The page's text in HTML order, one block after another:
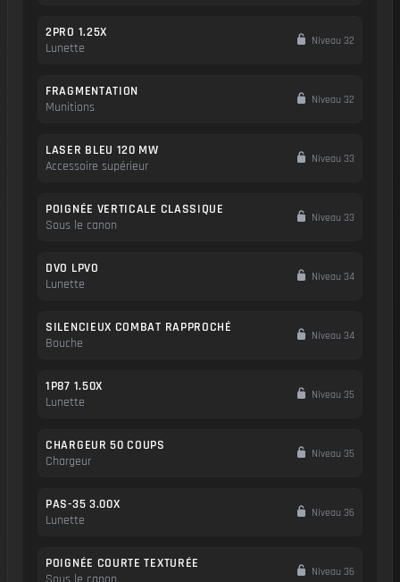
2PRO 1.25X
Lunette
Niveau 32
FRAGMENTATION
Munitions
Niveau 32
LASER BLEU 120 MW
Accessoire supérieur
Niveau 33
POIGNÉE VERTICALE CLASSIQUE
Sous le canon
Niveau 33
DVO LPVO
Lunette
Niveau 34
SILENCIEUX COMBAT RAPPROCHÉ
Bouche
Niveau 34
1P87 1.50X
Lunette
Niveau 35
CHARGEUR 50 COUPS
Chargeur
Niveau 35
PAS-35 3.00X
Lunette
Niveau 36
POIGNÉE COURTE TEXTURÉE
Niveau 36